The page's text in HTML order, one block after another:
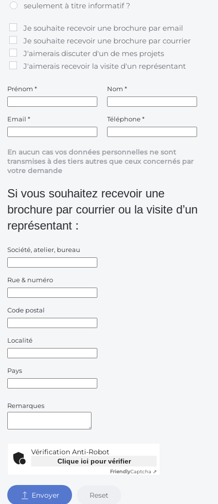
seulement à titre informatif ?
Je souhaite recevoir une brochure par email
Je souhaite recevoir une brochure par courrier
J'aimerais discuter d'un de mes projets
J'aimerais recevoir la visite d'un représentant
Prénom * Nom *
Email * Téléphone*
En aucun cas vos données personnelles ne sont
transmises à des tiers autres que ceux concernés par
votre demande
Si vous souhaitez recevoir une
brochure par courrier ou la visite d’un
représentant :
Société, atelier, bureau
Rue & numéro
Code postal
Localité
Pays
Remarques
Vérification Anti-Robot
Clique ici pour vérifier
FriendlyCaptcha ⇗
Envoyer Reset